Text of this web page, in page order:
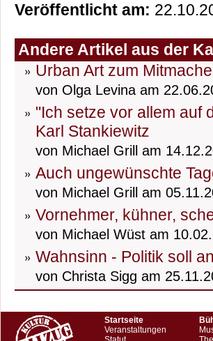
Veröffentlicht am:
Andere Artikel aus der
Urban Art zum
von Olga Levina am
"Ich setze vor allem auf
Karl Stankiewitz
von Michael Grill am
Auch ungewünschte
von Michael Grill am
Vornehmer, kühner,
von Michael Wüst am
Wahnsinn - Politik soll
von Christa Sigg am
Startseite
Veranstaltungen